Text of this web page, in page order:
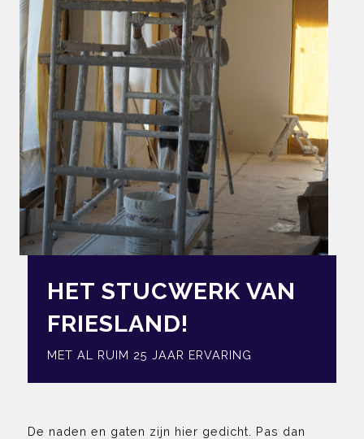
HET STUCWERK VAN
FRIESLAND!
MET AL RUIM 25 JAAR ERVARING
De naden en gaten zijn hier gedicht. Pas dan